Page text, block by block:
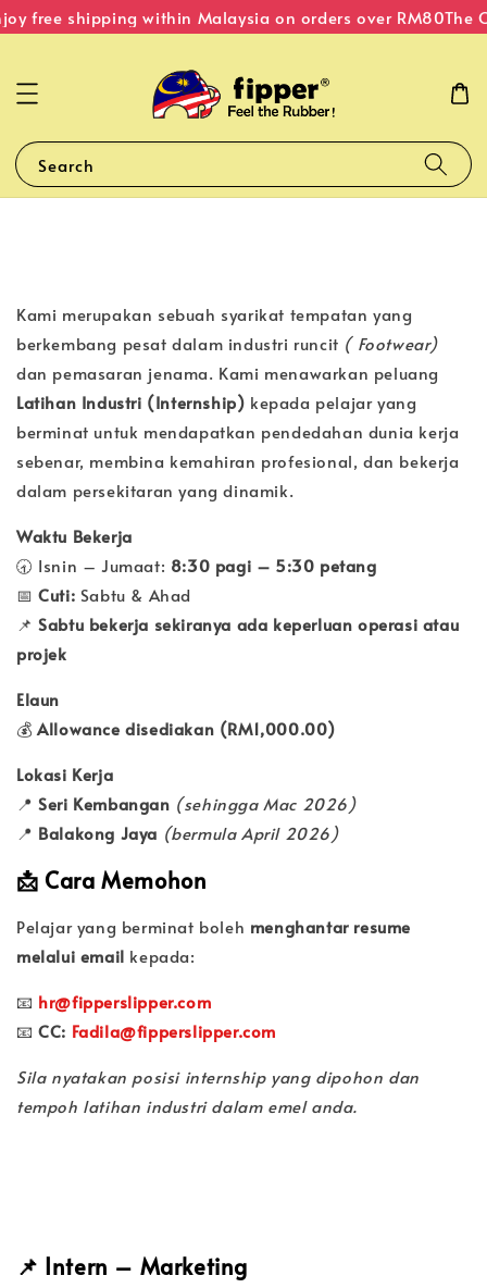
free shipping within Malaysia on orders over RM80The
Search
Kami merupakan sebuah syarikat tempatan yang
berkembang pesat dalam industri runcit ( Footwear)
dan pemasaran jenama. Kami menawarkan peluang
Latihan Industri (Internship) kepada pelajar yang
berminat untuk mendapatkan pendedahan dunia kerja
sebenar, membina kemahiran profesional, dan bekerja
dalam persekitaran yang dinamik.
Waktu Bekerja
🕣 Isnin – Jumaat: 8:30 pagi – 5:30 petang
📅Cuti: Sabtu & Ahad
📌Sabtu bekerja sekiranya ada keperluan operasi atau
projek
Elaun
💰Allowance disediakan (RM1,000.00)
Lokasi Kerja
📍Seri Kembangan (sehingga Mac 2026)
📍 Balakong Jaya (bermula April 2026)
📩Cara Memohon
Pelajar yang berminat boleh menghantar resume
melalui email kepada:
📧 hr@fipperslipper.com
📧CC: Fadila@fipperslipper.com
Sila nyatakan posisi internship yang dipohon dan
tempoh latihan industri dalam emel anda.
📌 Intern – Marketing